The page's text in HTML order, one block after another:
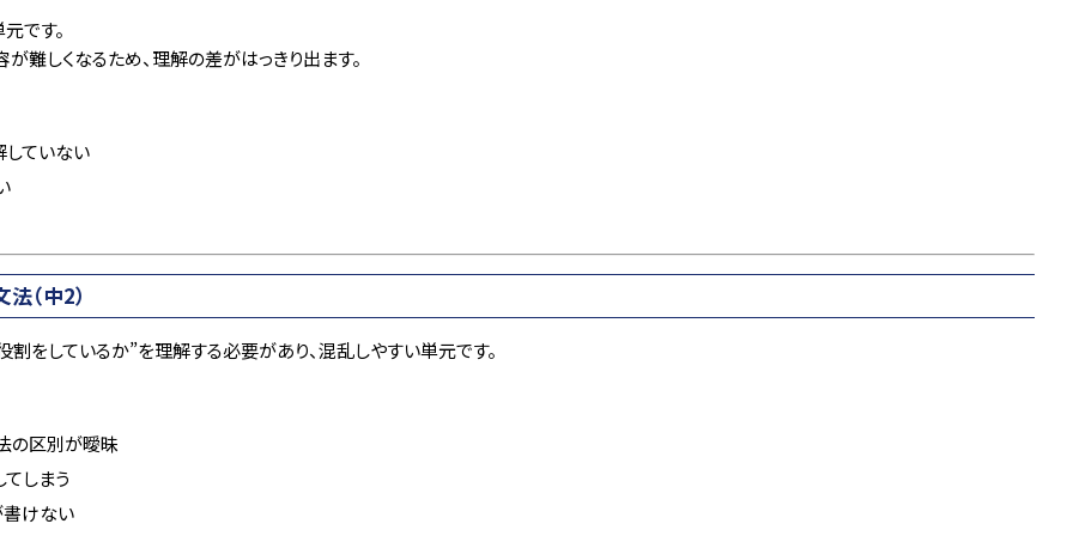
です。
難しくなるため、理解の差がはっきり出ます。
ていない
（中2）
をしているか”を理解する必要があり、混乱しやすい単元です。
の区別が曖昧
しまう
けない